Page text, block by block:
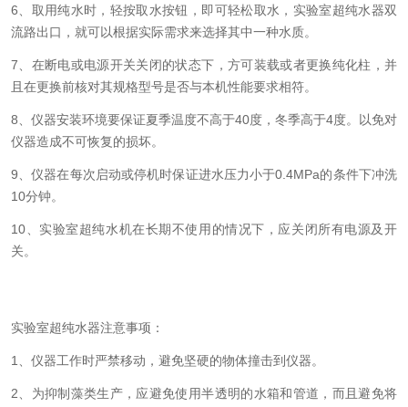
6、取用纯水时，轻按取水按钮，即可轻松取水，实验室超纯水器双
流路出口，就可以根据实际需求来选择其中一种水质。
7、在断电或电源开关关闭的状态下，方可装载或者更换纯化柱，并
且在更换前核对其规格型号是否与本机性能要求相符。
8、仪器安装环境要保证夏季温度不高于40度，冬季高于4度。以免对
仪器造成不可恢复的损坏。
9、仪器在每次启动或停机时保证进水压力小于0.4MPa的条件下冲洗
10分钟。
10、实验室超纯水机在长期不使用的情况下，应关闭所有电源及开
关。
实验室超纯水器注意事项：
1、仪器工作时严禁移动，避免坚硬的物体撞击到仪器。
2、为抑制藻类生产，应避免使用半透明的水箱和管道，而且避免将